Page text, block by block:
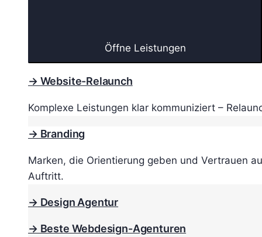
Öffne Leistungen
→ Website-Relaunch
Komplexe Leistungen klar kommuniziert –
→ Branding
Marken, die Orientierung geben und Vertrauen
Auftritt.
→ Design Agentur
→ Beste Webdesign-Agenturen